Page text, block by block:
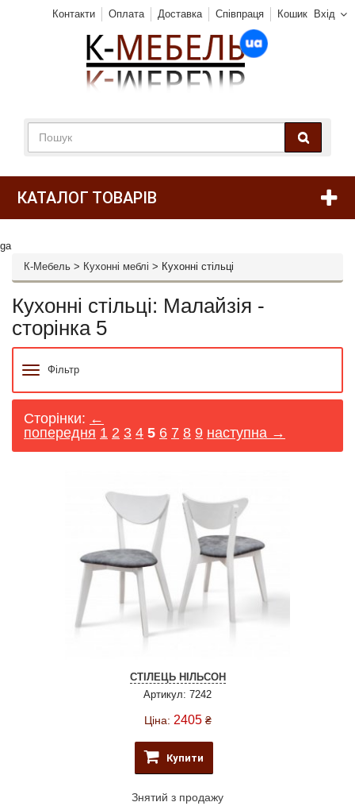
Вхід
Контакти Оплата Доставка Співпраця Кошик
КАТАЛОГ ТОВАРІВ
ga
К-Мебель > Кухонні меблі > Кухонні стільці
Кухонні стільці: Малайзія -
сторінка 5
Фільтр
Сторінки: ←
попередня 1 2 3 4 5 6 7 8 9 наступна →
СТІЛЕЦЬ НІЛЬСОН
Артикул: 7242
Ціна: 2405 ₴
Купити
Знятий з продажу